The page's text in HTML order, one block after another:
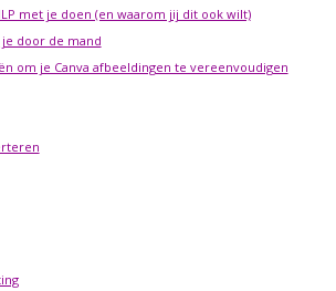
met je doen (en waarom jij dit ook wilt)
je door de mand
om je Canva afbeeldingen te vereenvoudigen